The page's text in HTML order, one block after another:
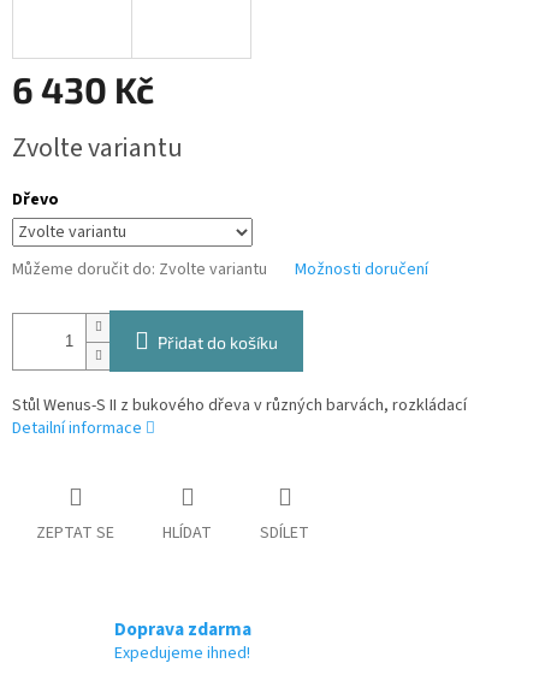
6 430 Kč
cena:
Zvolte variantu
Dřevo
Můžeme doručit do: Zvolte variantu Možnosti doručení
Přidat do košíku
Stůl Wenus-S II z bukového dřeva v různých barvách, rozkládací
Detailní informace
ZEPTAT SE HLÍDAT SDÍLET
Doprava zdarma
Expedujeme ihned!